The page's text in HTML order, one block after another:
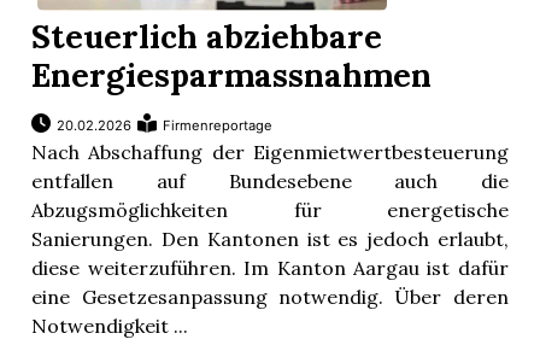
Steuerlich abziehbare
Energiesparmassnahmen
20.02.2026 Firmenreportage
Nach Abschaffung der Eigenmietwertbesteuerung
entfallen auf Bundesebene auch die
Abzugsmöglichkeiten für energetische
Sanierungen. Den Kantonen ist es jedoch erlaubt,
diese weiterzuführen. Im Kanton Aargau ist dafür
eine Gesetzesanpassung notwendig. Über deren
Notwendigkeit ...